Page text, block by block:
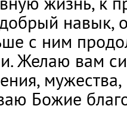
навык,
с ним
Желаю вам
Божие